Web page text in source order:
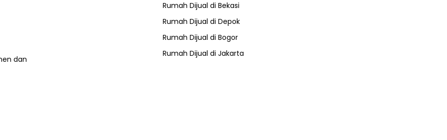
dan
Rumah Dijual di Bekasi
Rumah Dijual di Depok
Rumah Dijual di Bogor
Rumah Dijual di Jakarta